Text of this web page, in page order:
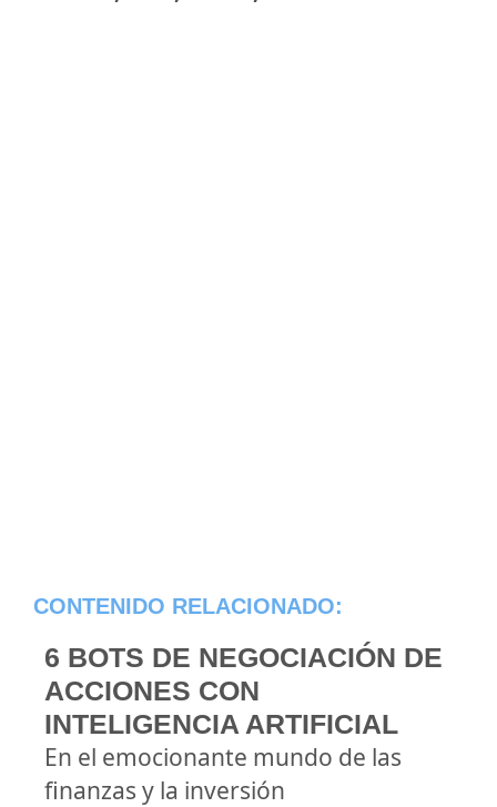
CONTENIDO RELACIONADO:
6 BOTS DE NEGOCIACIÓN DE
ACCIONES CON
INTELIGENCIA ARTIFICIAL
En el emocionante mundo de las
finanzas y la inversión